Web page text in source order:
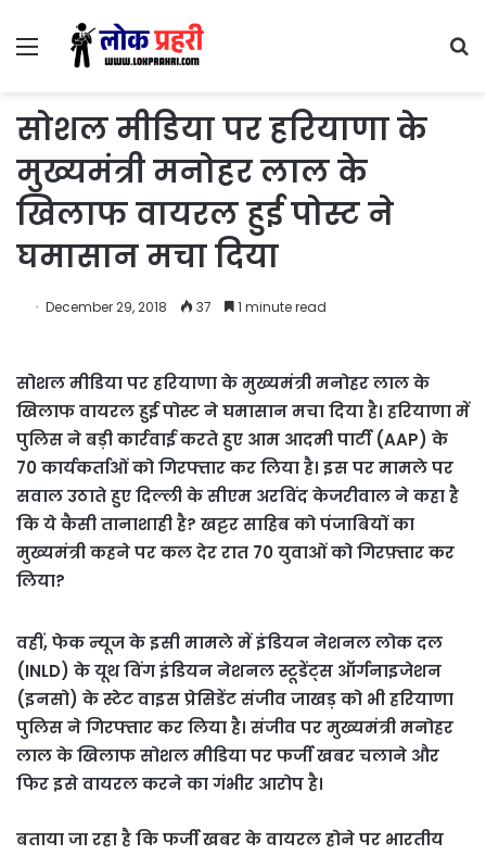
Menu
सोशल मीडिया पर हरियाणा के
मुख्यमंत्री मनोहर लाल के
खिलाफ वायरल हुई पोस्ट ने
घमासान मचा दिया
December 29, 2018 37 1 minute read
सोशल मीडिया पर हरियाणा के मुख्यमंत्री मनोहर लाल के
खिलाफ वायरल हुई पोस्ट ने घमासान मचा दिया है। हरियाणा में
पुलिस ने बड़ी कार्रवाई करते हुए आम आदमी पार्टी (AAP) के
70 कार्यकर्ताओं को गिरफ्तार कर लिया है। इस पर मामले पर
सवाल उठाते हुए दिल्ली के सीएम अरविंद केजरीवाल ने कहा है
कि ये कैसी तानाशाही है? खट्टर साहिब को पंजाबियों का
मुख्यमंत्री कहने पर कल देर रात 70 युवाओं को गिरफ़्तार कर
लिया?
वहीं, फेक न्यूज के इसी मामले में इंडियन नेशनल लोक दल
(INLD) के यूथ विंग इंडियन नेशनल स्टूडेंट्स ऑर्गनाइजेशन
(इनसो) के स्टेट वाइस प्रेसिडेंट संजीव जाखड़ को भी हरियाणा
पुलिस ने गिरफ्तार कर लिया है। संजीव पर मुख्यमंत्री मनोहर
लाल के खिलाफ सोशल मीडिया पर फर्जी खबर चलाने और
फिर इसे वायरल करने का गंभीर आरोप है।
बताया जा रहा है कि फर्जी खबर के वायरल होने पर भारतीय